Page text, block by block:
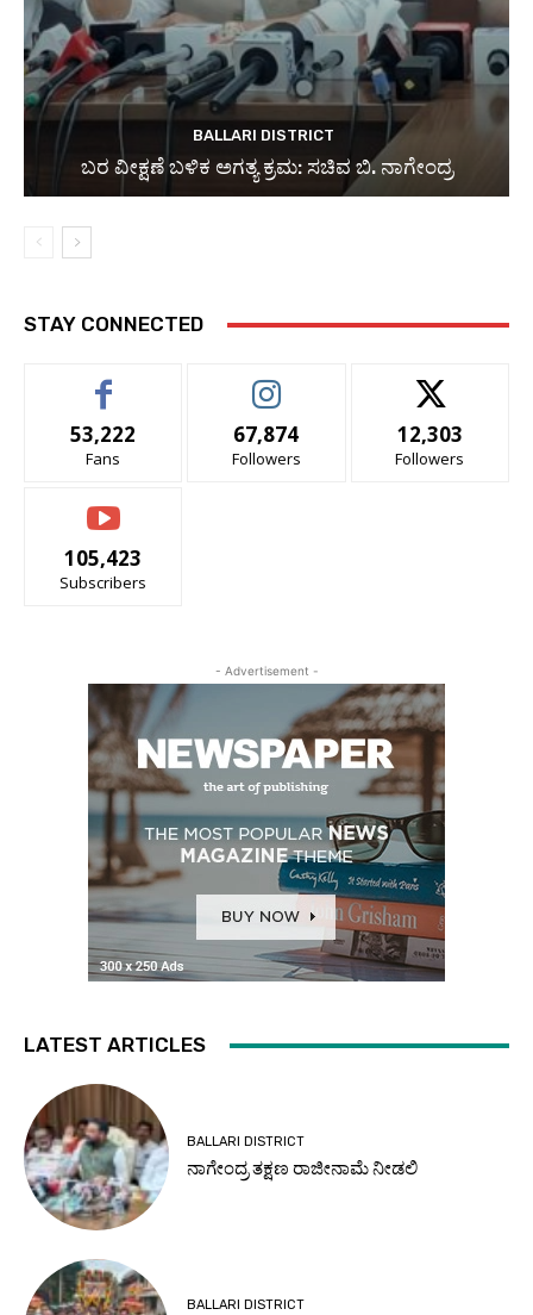
BALLARI DISTRICT
ಬರ ವೀಕ್ಷಣೆ ಬಳಿಕ ಅಗತ್ಯ ಕ್ರಮ: ಸಚಿವ ಬಿ. ನಾಗೇಂದ್ರ
STAY CONNECTED
53,222
Fans
67,874
Followers
12,303
Followers
105,423
Subscribers
- Advertisement -
LATEST ARTICLES
BALLARI DISTRICT
ನಾಗೇಂದ್ರ ತಕ್ಷಣ ರಾಜೀನಾಮೆ ನೀಡಲಿ
BALLARI DISTRICT